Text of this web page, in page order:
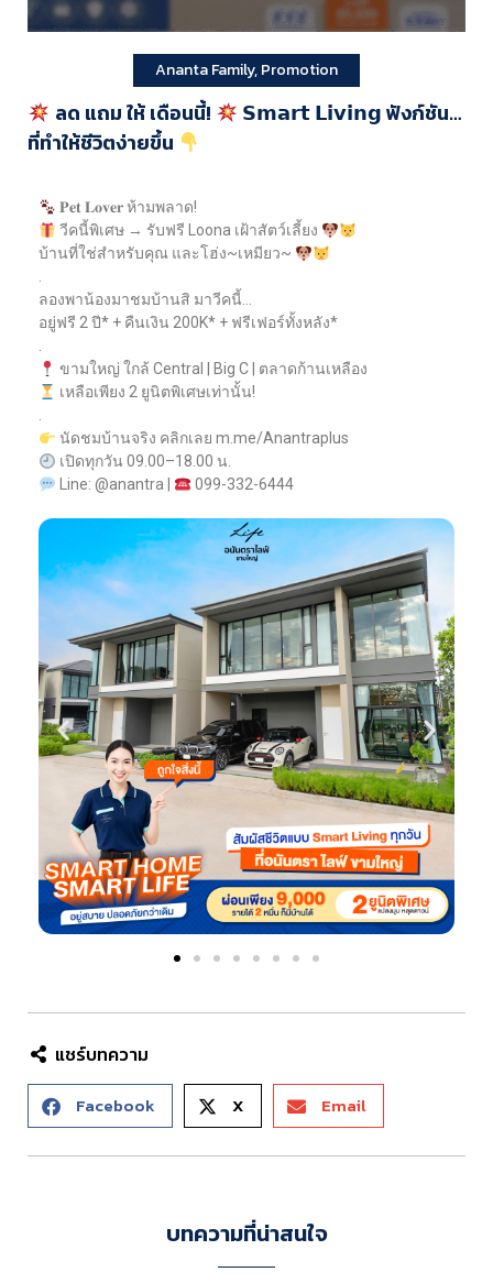
Ananta Family,Promotion
ลด แถม ให้ เดือนนี้!
𝗦𝗺𝗮𝗿𝘁 𝗟𝗶𝘃𝗶𝗻𝗴 ฟังก์ชัน…
ที่ทำให้ชีวิตง่ายขึ้น
𝐏𝐞𝐭 𝐋𝐨𝐯𝐞𝐫 ห้ามพลาด!
วีคนี้พิเศษ → รับฟรี Loona เฝ้าสัตว์เลี้ยง
บ้านที่ใช่สำหรับคุณ และโฮ่ง~เหมียว~
.
ลองพาน้องมาชมบ้านสิ มาวีคนี้…
อยู่ฟรี 2 ปี* + คืนเงิน 200K* + ฟรีเฟอร์ทั้งหลัง*
.
ขามใหญ่ ใกล้ Central | Big C | ตลาดก้านเหลือง
เหลือเพียง 2 ยูนิตพิเศษเท่านั้น!
.
นัดชมบ้านจริง คลิกเลย m.me/Anantraplus
เปิดทุกวัน 09.00–18.00 น.
Line: @anantra |
099-332-6444
แชร์บทความ
Facebook X Email
บทความที่น่าสนใจ